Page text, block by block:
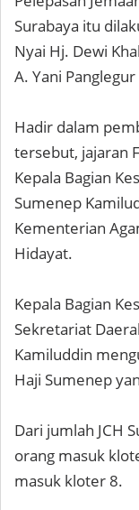
Surabaya itu
Nyai Hj. Dewi
A. Yani
Hadir dalam
tersebut, jajaran
Kepala Bagian
Sumenep
Kementerian
Hidayat.
Kepala Bagian
Sekretariat
Kamiluddin
Haji Sumenep
Dari jumlah JCH
orang masuk
masuk kloter 8.